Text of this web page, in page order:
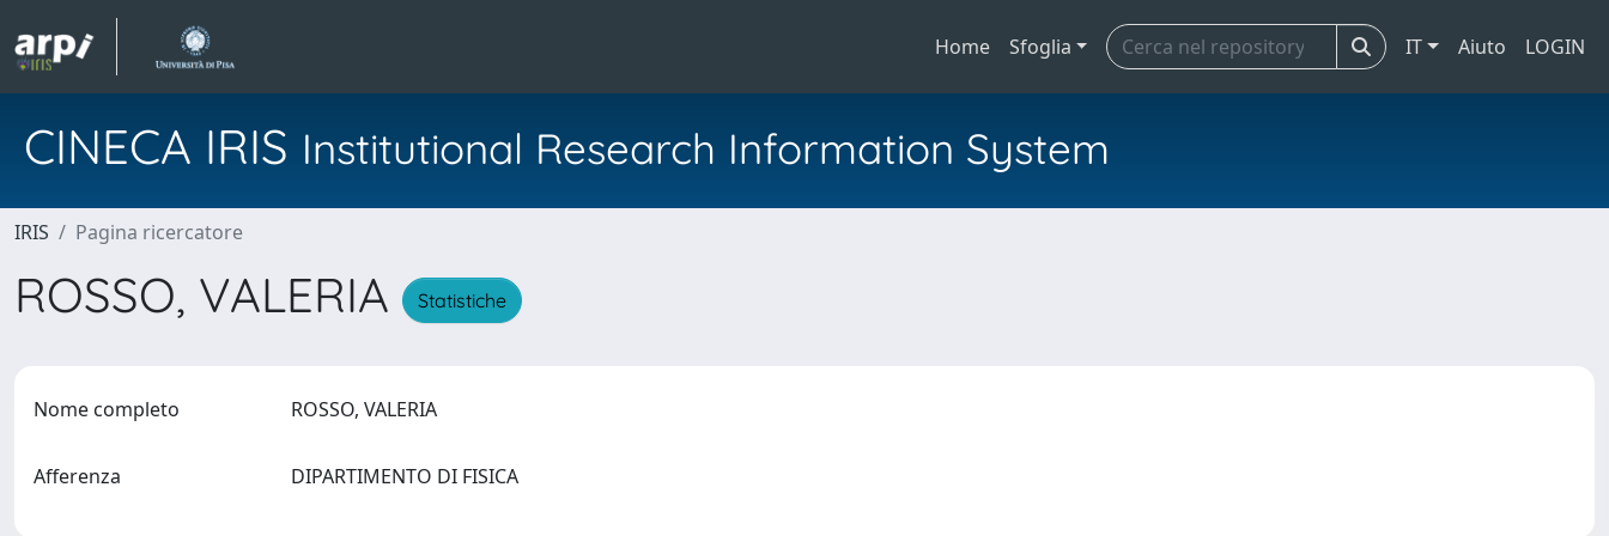
Home Sfoglia IT Aiuto LOGIN
CINECA IRIS Institutional Research Information System
IRIS Pagina ricercatore
ROSSO, VALERIA Statistiche
Nome completo ROSSO, VALERIA
Afferenza DIPARTIMENTO DI FISICA